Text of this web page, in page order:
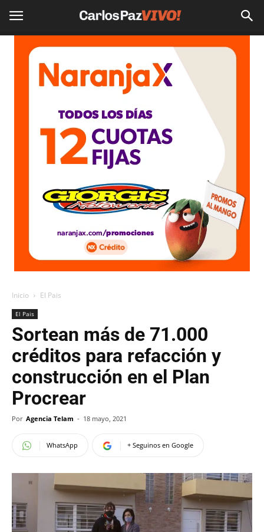
Inicio El Pais
El Pais
Sortean más de 71.000
créditos para refacción y
construcción en el Plan
Procrear
Por Agencia Telam - 18 mayo, 2021
WhatsApp + Seguinos en Google